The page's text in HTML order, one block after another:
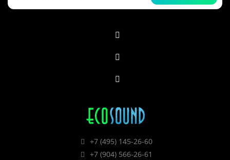
+7 (495) 145-26-60
+7 (904) 566-26-61